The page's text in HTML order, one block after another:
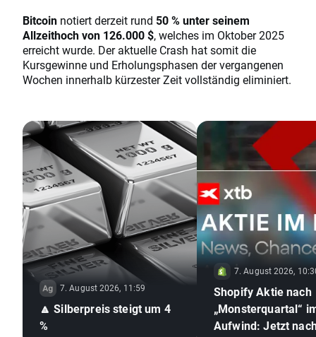
Bitcoin notiert derzeit rund 50 % unter seinem
Allzeithoch von 126.000 $, welches im Oktober 2025
erreicht wurde. Der aktuelle Crash hat somit die
Kursgewinne und Erholungsphasen der vergangenen
Wochen innerhalb kürzester Zeit vollständig eliminiert.
7. August 2026, 11:59
🔼 Silberpreis steigt um 4
%
7. August 2026,
Shopify Aktie nach
„Monsterquartal“
Aufwind: Jetzt